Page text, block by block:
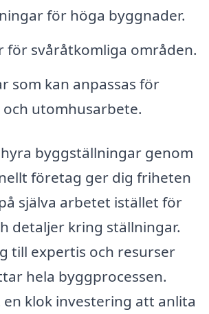
för höga byggnader.
för svåråtkomliga områden.
som kan anpassas för
utomhusarbete.
byggställningar genom
företag ger dig friheten
själva arbetet istället för
detaljer kring ställningar.
till expertis och resurser
hela byggprocessen.
klok investering att anlita